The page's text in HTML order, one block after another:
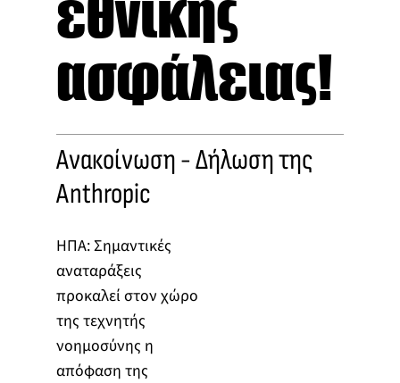
ασφάλειας!
Ανακοίνωση - Δήλωση της
Anthropic
ΗΠΑ: Σημαντικές
αναταράξεις
προκαλεί στον χώρο
της τεχνητής
νοημοσύνης η
απόφαση της